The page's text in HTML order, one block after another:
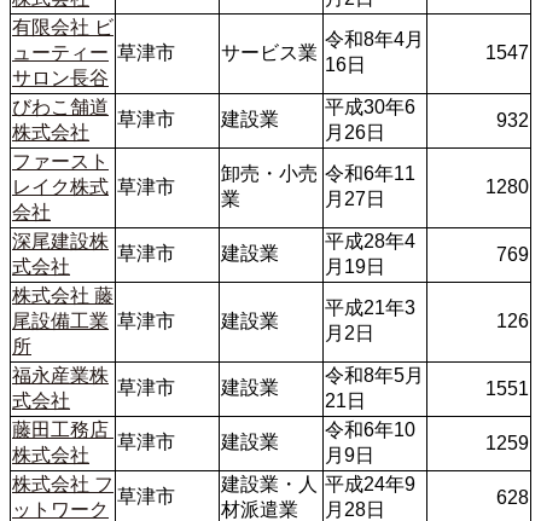
有限会社 ビ
ューティー
サロン長谷
草津市 サービス業
令和8年4月
16日
1547
びわこ舗道
株式会社
草津市 建設業
平成30年6
月26日
932
ファースト
レイク株式
会社
草津市
卸売・小売
業
令和6年11
月27日
1280
深尾建設株
式会社
草津市 建設業
平成28年4
月19日
769
株式会社 藤
尾設備工業
所
草津市 建設業
平成21年3
月2日
126
福永産業株
式会社
草津市 建設業
令和8年5月
21日
1551
藤田工務店
株式会社
草津市 建設業
令和6年10
月9日
1259
株式会社 フ
ットワーク
草津市
建設業・人
材派遣業
平成24年9
月28日
628